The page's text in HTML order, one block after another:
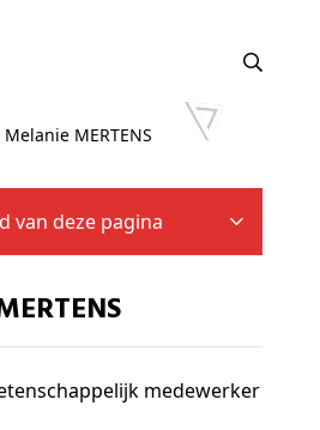
Melanie MERTENS
van deze pagina
medewerker